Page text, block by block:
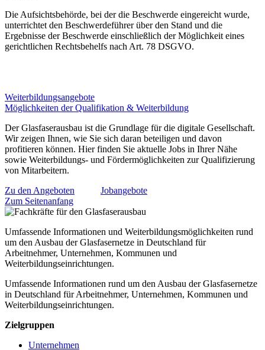
Die Aufsichtsbehörde, bei der die Beschwerde eingereicht wurde,
unterrichtet den Beschwerdeführer über den Stand und die
Ergebnisse der Beschwerde einschließlich der Möglichkeit eines
gerichtlichen Rechtsbehelfs nach Art. 78 DSGVO.
Weiterbildungsangebote
Möglichkeiten der Qualifikation & Weiterbildung
Der Glasfaserausbau ist die Grundlage für die digitale Gesellschaft.
Wir zeigen Ihnen, wie Sie sich daran beteiligen und davon
profitieren können. Hier finden Sie aktuelle Jobs in Ihrer Nähe
sowie Weiterbildungs- und Fördermöglichkeiten zur Qualifizierung
von Mitarbeitern.
Zu den Angeboten
Jobangebote
Zum Seitenanfang
Umfassende Informationen und Weiterbildungsmöglichkeiten rund
um den Ausbau der Glasfasernetze in Deutschland für
Arbeitnehmer, Unternehmen, Kommunen und
Weiterbildungseinrichtungen.
Umfassende Informationen rund um den Ausbau der Glasfasernetze
in Deutschland für Arbeitnehmer, Unternehmen, Kommunen und
Weiterbildungseinrichtungen.
Zielgruppen
Unternehmen